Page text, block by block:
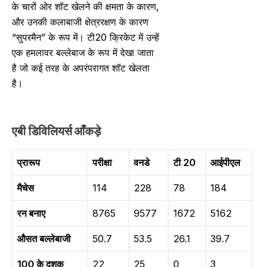
के चारों ओर शॉट खेलने की क्षमता के कारण,
और उनकी कलाबाजी क्षेत्ररक्षण के कारण
“सुपरमैन” के रूप में। टी20 क्रिकेट में उन्हें
एक हमलावर बल्लेबाज के रूप में देखा जाता
है जो कई तरह के अपरंपरागत शॉट खेलता
है।
एबी डिविलियर्स आँकड़े
प्रारूप परीक्षा वनडे टी 20 आईपीएल
मैचेस 114 228 78 184
रन बनाए 8765 9577 1672 5162
औसत बल्लेबाजी 50.7 53.5 26.1 39.7
100 के दशक 22 25 0 3